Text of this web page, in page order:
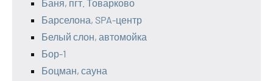
Баня, пгт. Товарково
Барселона, SPA-центр
Белый слон, автомойка
Бор-1
Боцман, сауна